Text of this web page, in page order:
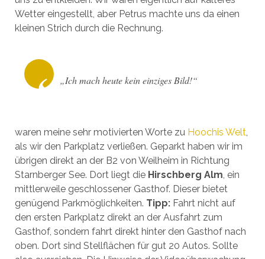
Wetter eingestellt, aber Petrus machte uns da einen
kleinen Strich durch die Rechnung.
„Ich mach heute kein einziges Bild!“
waren meine sehr motivierten Worte zu Hoochis Welt,
als wir den Parkplatz verließen. Geparkt haben wir im
übrigen direkt an der B2 von Weilheim in Richtung
Starnberger See. Dort liegt die Hirschberg Alm, ein
mittlerweile geschlossener Gasthof. Dieser bietet
genügend Parkmöglichkeiten. Tipp:Fahrt nicht auf
den ersten Parkplatz direkt an der Ausfahrt zum
Gasthof, sondern fahrt direkt hinter den Gasthof nach
oben. Dort sind Stellflächen für gut 20 Autos. Sollte